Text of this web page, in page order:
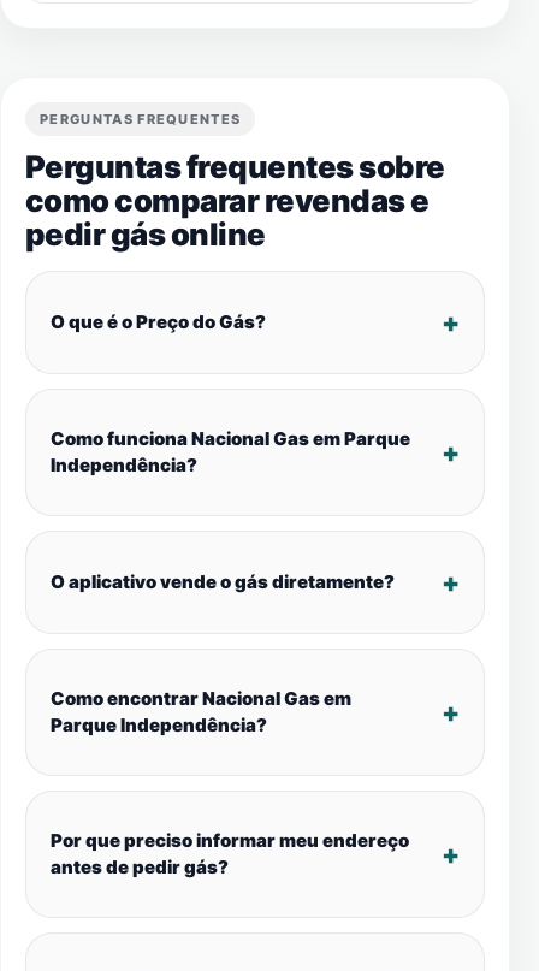
PERGUNTAS FREQUENTES
Perguntas frequentes sobre
como comparar revendas e
pedir gás online
O que é o Preço do Gás?
Como funciona Nacional Gas em Parque
Independência?
O aplicativo vende o gás diretamente?
Como encontrar Nacional Gas em
Parque Independência?
Por que preciso informar meu endereço
antes de pedir gás?